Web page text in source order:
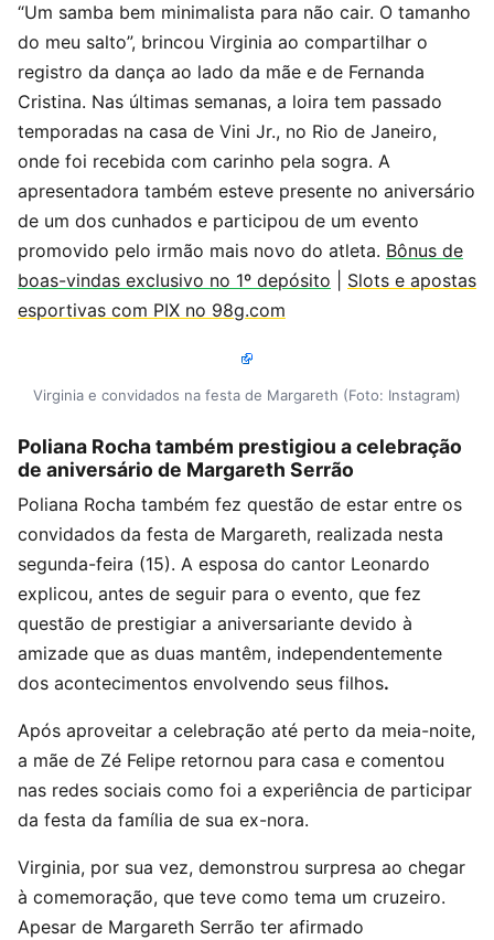
“Um samba bem minimalista para não cair. O tamanho
do meu salto”, brincou Virginia ao compartilhar o
registro da dança ao lado da mãe e de Fernanda
Cristina. Nas últimas semanas, a loira tem passado
temporadas na casa de Vini Jr., no Rio de Janeiro,
onde foi recebida com carinho pela sogra. A
apresentadora também esteve presente no aniversário
de um dos cunhados e participou de um evento
promovido pelo irmão mais novo do atleta. Bônus de
boas-vindas exclusivo no 1º depósito
Slots e apostas
esportivas com PIX no 98g.com
Virginia e convidados na festa de Margareth (Foto: Instagram)
Poliana Rocha também prestigiou a celebração
de aniversário de Margareth Serrão
Poliana Rocha também fez questão de estar entre os
convidados da festa de Margareth, realizada nesta
segunda-feira (15). A esposa do cantor Leonardo
explicou, antes de seguir para o evento, que fez
questão de prestigiar a aniversariante devido à
amizade que as duas mantêm, independentemente
dos acontecimentos envolvendo seus filhos.
Após aproveitar a celebração até perto da meia-noite,
a mãe de Zé Felipe retornou para casa e comentou
nas redes sociais como foi a experiência de participar
da festa da família de sua ex-nora.
Virginia, por sua vez, demonstrou surpresa ao chegar
à comemoração, que teve como tema um cruzeiro.
Apesar de Margareth Serrão ter afirmado